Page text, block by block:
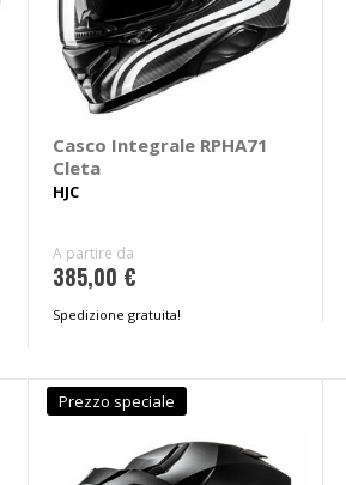
Casco Integrale RPHA71
Cleta
HJC
A partire da
385,00 €
Spedizione gratuita!
Prezzo speciale